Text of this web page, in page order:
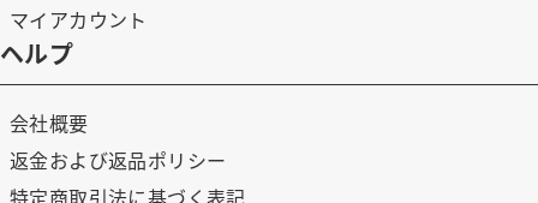
マイアカウント
ヘルプ
会社概要
返金および返品ポリシー
特定商取引法に基づく表記